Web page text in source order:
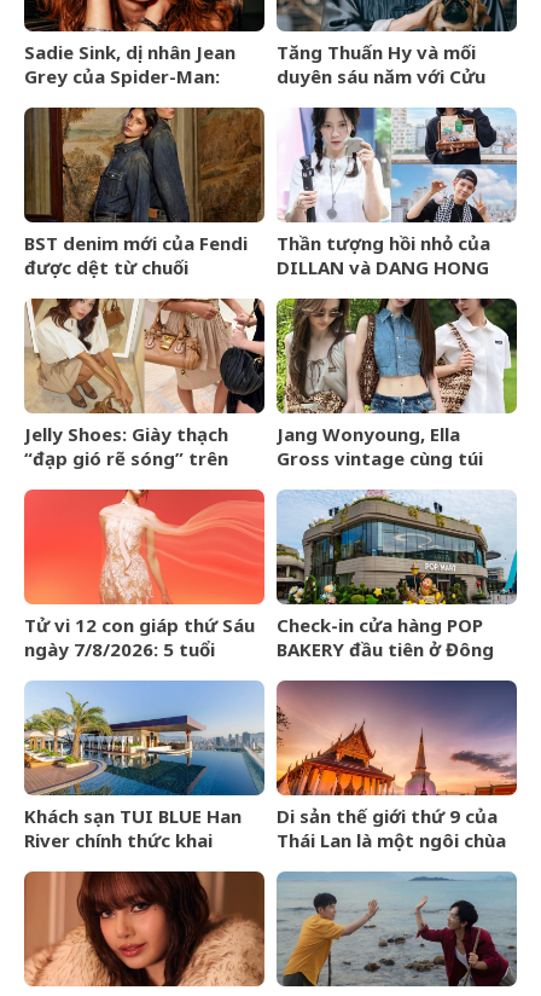
Sadie Sink, dị nhân Jean
Grey của Spider-Man:
Tăng Thuấn Hy và mối
duyên sáu năm với Cửu
BST denim mới của Fendi
được dệt từ chuối
Thần tượng hồi nhỏ của
DILLAN và DANG HONG
Jelly Shoes: Giày thạch
“đạp gió rẽ sóng” trên
2/2026
Jang Wonyoung, Ella
Gross vintage cùng túi
Tử vi 12 con giáp thứ Sáu
ngày 7/8/2026: 5 tuổi
Check-in cửa hàng POP
BAKERY đầu tiên ở Đông
Khách sạn TUI BLUE Han
River chính thức khai
Di sản thế giới thứ 9 của
Thái Lan là một ngôi chùa